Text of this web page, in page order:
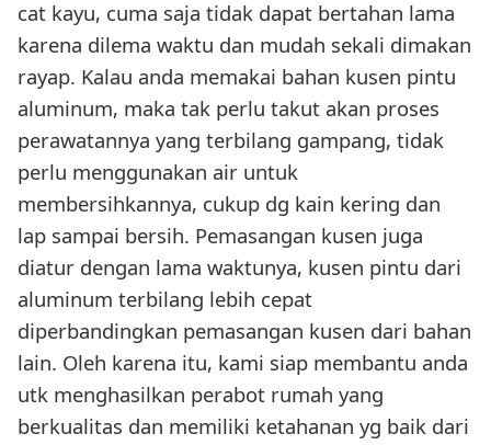
cat kayu, cuma saja tidak dapat bertahan lama
karena dilema waktu dan mudah sekali dimakan
rayap. Kalau anda memakai bahan kusen pintu
aluminum, maka tak perlu takut akan proses
perawatannya yang terbilang gampang, tidak
perlu menggunakan air untuk
membersihkannya, cukup dg kain kering dan
lap sampai bersih. Pemasangan kusen juga
diatur dengan lama waktunya, kusen pintu dari
aluminum terbilang lebih cepat
diperbandingkan pemasangan kusen dari bahan
lain. Oleh karena itu, kami siap membantu anda
utk menghasilkan perabot rumah yang
berkualitas dan memiliki ketahanan yg baik dari